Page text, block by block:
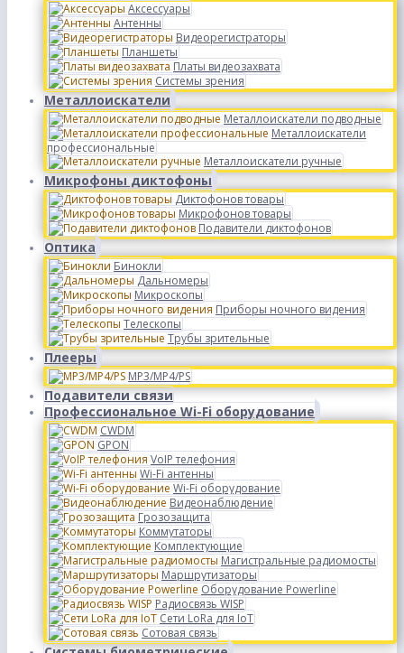
Аксессуары
Антенны
Видеорегистраторы
Планшеты
Платы видеозахвата
Системы зрения
Металлоискатели
Металлоискатели подводные
Металлоискатели
профессиональные
Металлоискатели ручные
Микрофоны диктофоны
Диктофонов товары
Микрофонов товары
Подавители диктофонов
Оптика
Бинокли
Дальномеры
Микроскопы
Приборы ночного видения
Телескопы
Трубы зрительные
Плееры
MP3/MP4/PS
Подавители связи
Профессиональное Wi-Fi оборудование
CWDM
GPON
VoIP телефония
Wi-Fi антенны
Wi-Fi оборудование
Видеонаблюдение
Грозозащита
Коммутаторы
Комплектующие
Магистральные радиомосты
Маршрутизаторы
Оборудование Powerline
Радиосвязь WISP
Сети LoRa для IoT
Сотовая связь